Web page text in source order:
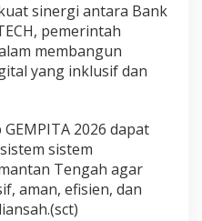
sinergi antara Bank
pemerintah
membangun
yang inklusif dan
2026 dapat
sistem
Tengah agar
aman, efisien, dan